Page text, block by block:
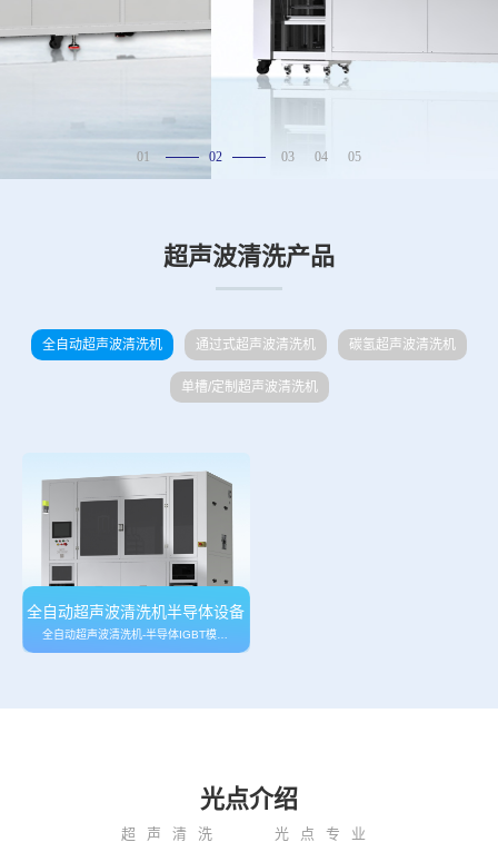
01 02 03 04 05
超声波清洗产品
全自动超声波清洗机 通过式超声波清洗机 碳氢超声波清洗机
单槽/定制超声波清洗机
全自动超声波清洗机半导体设备
全自动超声波清洗机-半导体IGBT模块料盒 COB/CMOS管松香助焊剂残留物清…
光点介绍
超声清洗 光点专业